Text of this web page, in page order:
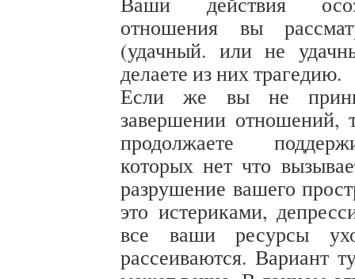
отношения вы
(удачный. или не
делаете из них трагедию.
Если же вы не
завершении отношений,
продолжаете
которых нет что
разрушение вашего
это истериками,
все ваши ресурсы
рассеиваются. Вариант